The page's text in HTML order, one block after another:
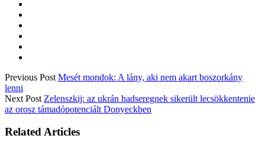
Previous Post Mesét mondok: A lány, aki nem akart boszorkány
lenni
Next Post Zelenszkij: az ukrán hadseregnek sikerült lecsökkentenie
az orosz támadópotenciált Donyeckben
Related Articles